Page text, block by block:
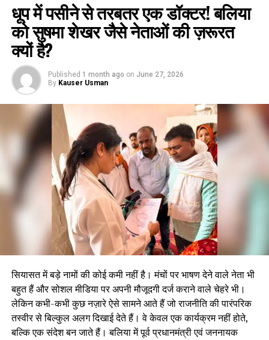
धूप में पसीने से तरबतर एक डॉक्टर! बलिया
को सुषमा शेखर जैसे नेताओं की ज़रूरत
क्यों है?
Published 1 month ago on June 27, 2026
By Kauser Usman
सियासत में बड़े नामों की कोई कमी नहीं है। मंचों पर भाषण देने वाले नेता भी
बहुत हैं और सोशल मीडिया पर अपनी मौजूदगी दर्ज कराने वाले चेहरे भी।
लेकिन कभी-कभी कुछ नज़ारे ऐसे सामने आते हैं जो राजनीति की पारंपरिक
तस्वीर से बिल्कुल अलग दिखाई देते हैं। वे केवल एक कार्यक्रम नहीं होते,
बल्कि एक संदेश बन जाते हैं। बलिया में पूर्व प्रधानमंत्री एवं जननायक